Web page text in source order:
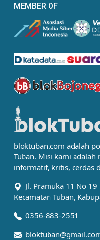
MEMBER OF
bloktuban.com adalah
Tuban. Misi kami
informatif, kritis, cerdas
Jl. Pramuka 11 No
Kecamatan Tuban,
0356-883-2551